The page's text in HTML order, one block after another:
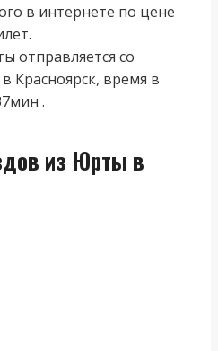
в интернете по цене
отправляется со
Красноярск, время в
.
из Юрты в